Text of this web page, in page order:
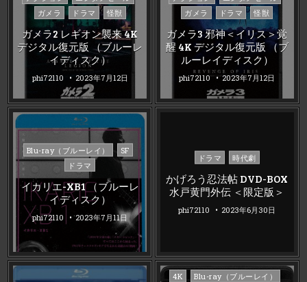
ガメラ
ドラマ 怪獣
ガメラ2 レギオン襲来 4K
デジタル復元版 （ブルーレ
イディスク）
phi72110 2023年7月12日
ガメラ
ドラマ 怪獣
ガメラ3 邪神＜イリス＞覚
醒 4K デジタル復元版 （ブ
ルーレイディスク）
phi72110 2023年7月12日
Posted
in
Blu-ray（ブルーレイ）
SF
ドラマ
イカリエ-XB1 （ブルーレ
イディスク）
phi72110 2023年7月11日
Posted
ドラマ 時代劇
かげろう忍法帖 DVD-BOX
水戸黄門外伝 ＜限定版＞
phi72110 2023年6月30日
Posted
4K
Blu-ray（ブルーレイ）